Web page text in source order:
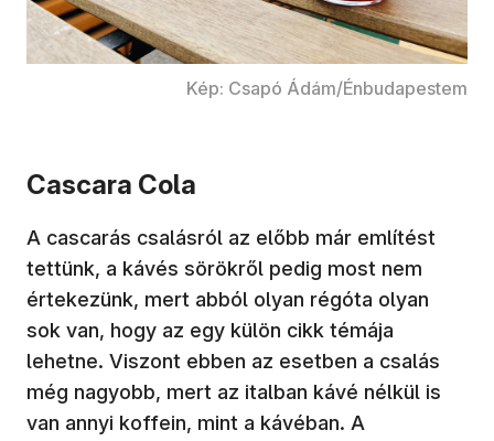
Kép: Csapó Ádám/Énbudapestem
Cascara Cola
A cascarás csalásról az előbb már említést
tettünk, a kávés sörökről pedig most nem
értekezünk, mert abból olyan régóta olyan
sok van, hogy az egy külön cikk témája
lehetne. Viszont ebben az esetben a csalás
még nagyobb, mert az italban kávé nélkül is
van annyi koffein, mint a kávéban. A